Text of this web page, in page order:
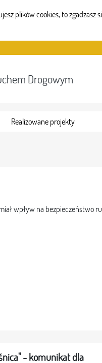
plików cookies, to zgadzasz
Drogowym
Realizowane projekty
wpływ na bezpieczeństwo
- komunikat dla